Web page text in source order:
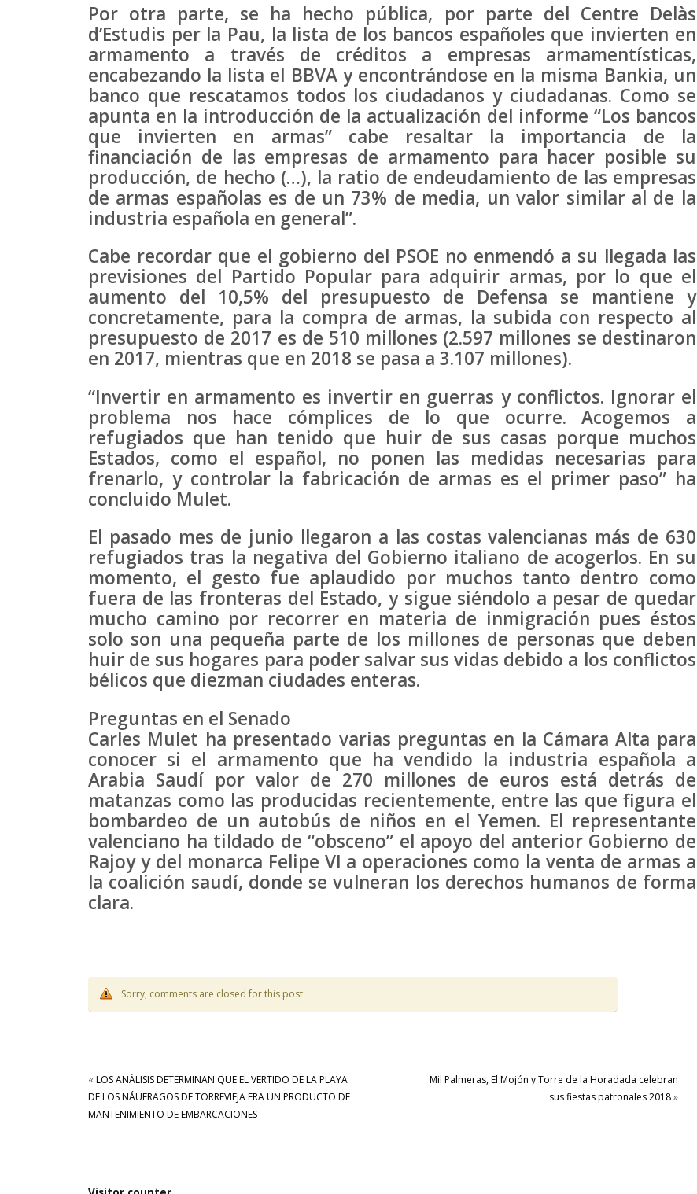
Por otra parte, se ha hecho pública, por parte del Centre Delàs
d’Estudis per la Pau, la lista de los bancos españoles que invierten en
armamento a través de créditos a empresas armamentísticas,
encabezando la lista el BBVA y encontrándose en la misma Bankia, un
banco que rescatamos todos los ciudadanos y ciudadanas. Como se
apunta en la introducción de la actualización del informe “Los bancos
que invierten en armas” cabe resaltar la importancia de la
financiación de las empresas de armamento para hacer posible su
producción, de hecho (…), la ratio de endeudamiento de las empresas
de armas españolas es de un 73% de media, un valor similar al de la
industria española en general”.
Cabe recordar que el gobierno del PSOE no enmendó a su llegada las
previsiones del Partido Popular para adquirir armas, por lo que el
aumento del 10,5% del presupuesto de Defensa se mantiene y
concretamente, para la compra de armas, la subida con respecto al
presupuesto de 2017 es de 510 millones (2.597 millones se destinaron
en 2017, mientras que en 2018 se pasa a 3.107 millones).
“Invertir en armamento es invertir en guerras y conflictos. Ignorar el
problema nos hace cómplices de lo que ocurre. Acogemos a
refugiados que han tenido que huir de sus casas porque muchos
Estados, como el español, no ponen las medidas necesarias para
frenarlo, y controlar la fabricación de armas es el primer paso” ha
concluido Mulet.
El pasado mes de junio llegaron a las costas valencianas más de 630
refugiados tras la negativa del Gobierno italiano de acogerlos. En su
momento, el gesto fue aplaudido por muchos tanto dentro como
fuera de las fronteras del Estado, y sigue siéndolo a pesar de quedar
mucho camino por recorrer en materia de inmigración pues éstos
solo son una pequeña parte de los millones de personas que deben
huir de sus hogares para poder salvar sus vidas debido a los conflictos
bélicos que diezman ciudades enteras.
Preguntas en el Senado
Carles Mulet ha presentado varias preguntas en la Cámara Alta para
conocer si el armamento que ha vendido la industria española a
Arabia Saudí por valor de 270 millones de euros está detrás de
matanzas como las producidas recientemente, entre las que figura el
bombardeo de un autobús de niños en el Yemen. El representante
valenciano ha tildado de “obsceno” el apoyo del anterior Gobierno de
Rajoy y del monarca Felipe VI a operaciones como la venta de armas a
la coalición saudí, donde se vulneran los derechos humanos de forma
clara.
Sorry, comments are closed for this post
« LOS ANÁLISIS DETERMINAN QUE EL VERTIDO DE LA PLAYA
DE LOS NÁUFRAGOS DE TORREVIEJA ERA UN PRODUCTO DE
MANTENIMIENTO DE EMBARCACIONES
Mil Palmeras, El Mojón y Torre de la Horadada celebran
sus fiestas patronales 2018»